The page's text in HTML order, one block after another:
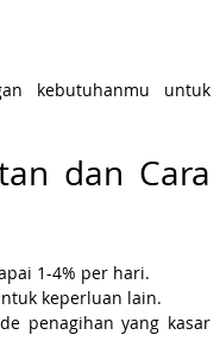
kebutuhanmu untuk
dan Cara
1-4% per hari.
keperluan lain.
penagihan yang kasar